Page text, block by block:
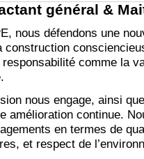
général &
nous défendons une
construction
responsabilité comme la
nous engage, ainsi
amélioration continue.
en termes de
et respect de